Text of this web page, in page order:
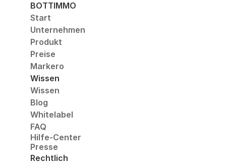
BOTTIMMO
Start
Unternehmen
Produkt
Preise
Markero
Wissen
Wissen
Blog
Whitelabel
FAQ
Hilfe-Center
Presse
Rechtlich